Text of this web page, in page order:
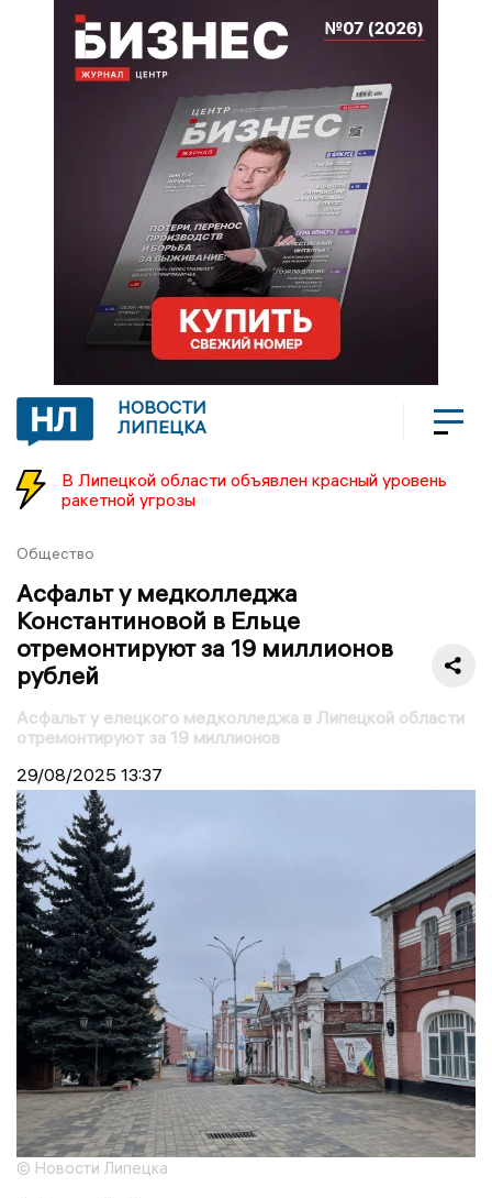
НОВОСТИ
ЛИПЕЦКА
В Липецкой области объявлен красный уровень
ракетной угрозы
Общество
Асфальт у медколледжа
Константиновой в Ельце
отремонтируют за 19 миллионов
рублей
Асфальт у елецкого медколледжа в Липецкой области
отремонтируют за 19 миллионов
29/08/2025 13:37
© Новости Липецка